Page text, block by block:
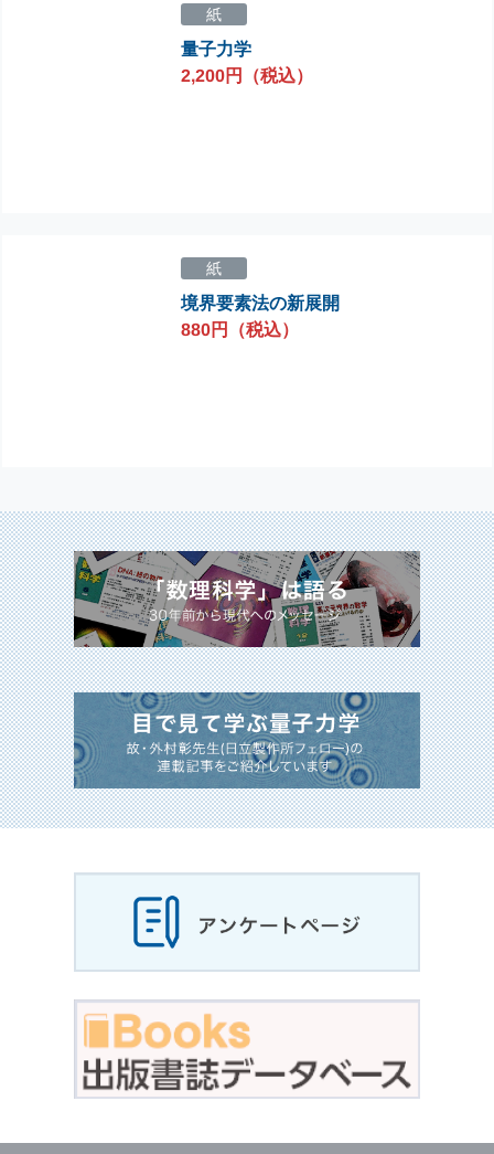
紙
量子力学
2,200円（税込）
紙
境界要素法の新展開
880円（税込）